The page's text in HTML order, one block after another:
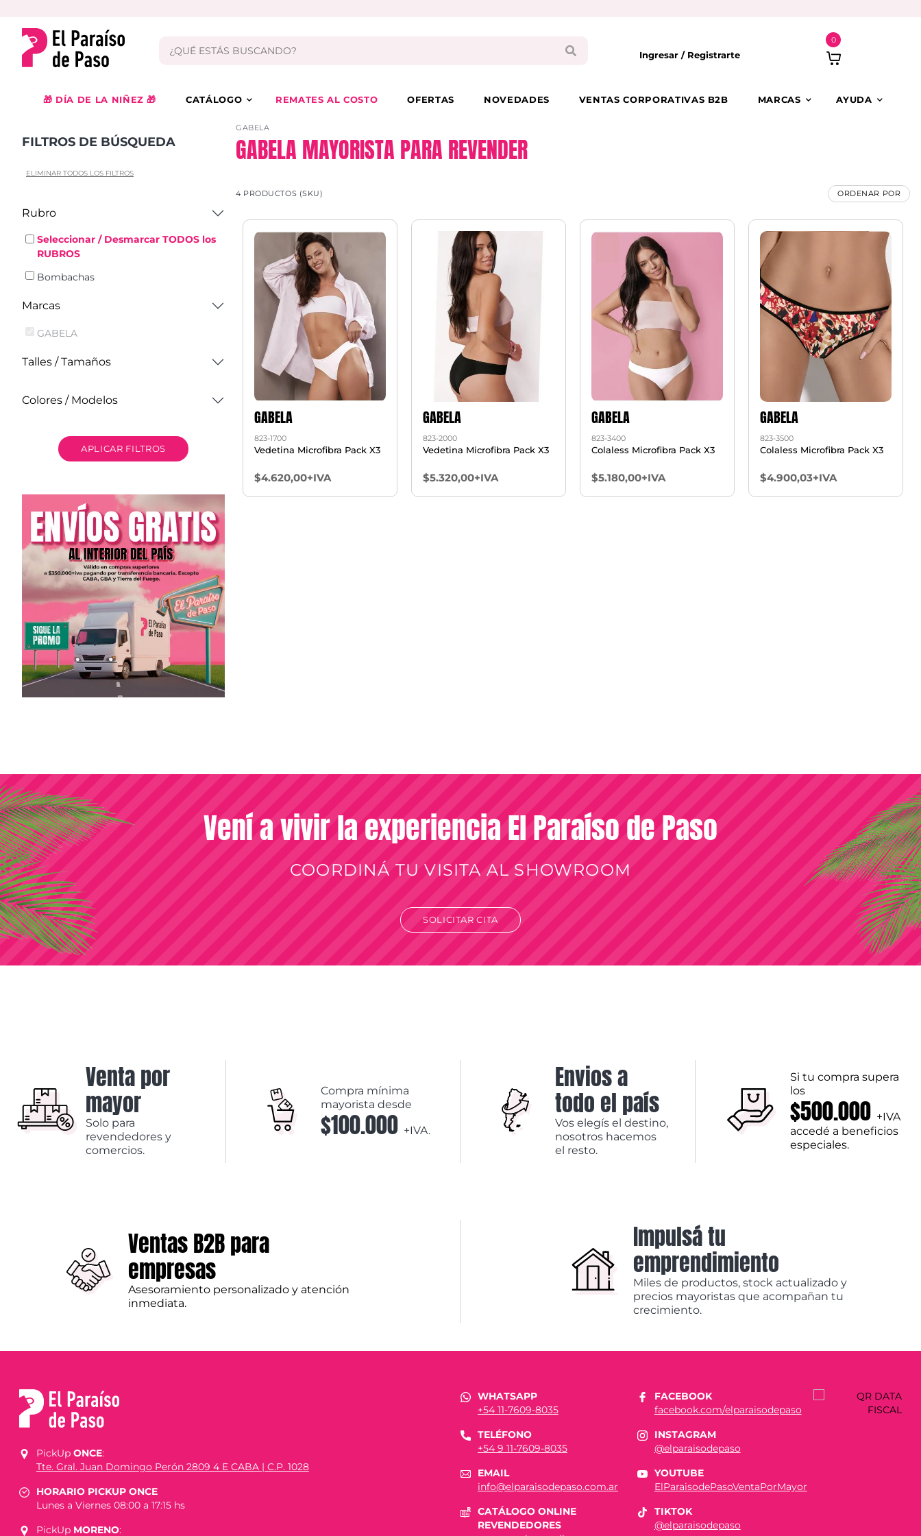
Ingresar / Registrarte
0
🎁 DÍA DE LA NIÑEZ 🎁 CATÁLOGO REMATES AL COSTO OFERTAS NOVEDADES VENTAS CORPORATIVAS B2B MARCAS AYUDA
FILTROS DE BÚSQUEDA
ELIMINAR TODOS LOS FILTROS
Rubro
Seleccionar / Desmarcar TODOS los
RUBROS
Bombachas
Marcas
GABELA
Talles / Tamaños
Colores / Modelos
APLICAR FILTROS
GABELA
GABELA MAYORISTA PARA REVENDER
4 PRODUCTOS (SKU) ORDENAR POR
GABELA
823-1700
Vedetina Microfibra Pack X3
$4.620,00+IVA
GABELA
823-2000
Vedetina Microfibra Pack X3
$5.320,00+IVA
GABELA
823-3400
Colaless Microfibra Pack X3
$5.180,00+IVA
GABELA
823-3500
Colaless Microfibra Pack X3
$4.900,03+IVA
Vení a vivir la experiencia El Paraíso de Paso
COORDINÁ TU VISITA AL SHOWROOM
SOLICITAR CITA
Venta por
mayor
Solo para
revendedores y
comercios.
Compra mínima
mayorista desde
$100.000 +IVA.
Envios a
todo el país
Vos elegís el destino,
nosotros hacemos
el resto.
Si tu compra supera
los
$500.000 +IVA
accedé a beneficios
especiales.
Ventas B2B para
empresas
Asesoramiento personalizado y atención
inmediata.
Impulsá tu
emprendimiento
Miles de productos, stock actualizado y
precios mayoristas que acompañan tu
crecimiento.
PickUp ONCE:
Tte. Gral. Juan Domingo Perón 2809 4 E CABA | C.P. 1028
HORARIO PICKUP ONCE
Lunes a Viernes 08:00 a 17:15 hs
PickUp MORENO:
WHATSAPP
+54 11-7609-8035
TELÉFONO
+54 9 11-7609-8035
EMAIL
info@elparaisodepaso.com.ar
CATÁLOGO ONLINE
REVENDEDORES
FACEBOOK
facebook.com/elparaisodepaso
INSTAGRAM
@elparaisodepaso
YOUTUBE
ElParaisodePasoVentaPorMayor
TIKTOK
@elparaisodepaso